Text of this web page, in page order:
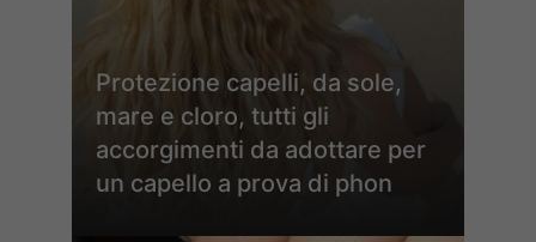
Protezione capelli, da sole,
mare e cloro, tutti gli
accorgimenti da adottare per
un capello a prova di phon